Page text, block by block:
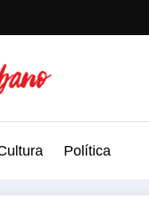
Política